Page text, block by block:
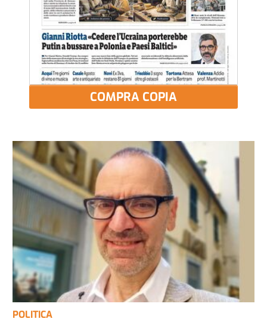
COMPRA COPIA
POLITICA